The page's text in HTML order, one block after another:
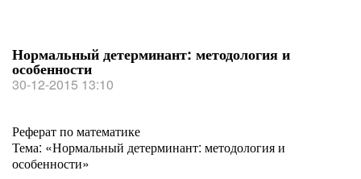
Нормальный детерминант: методология и
особенности
30-12-2015 13:10
Реферат по математике
Тема: «Нормальный детерминант: методология и
особенности»